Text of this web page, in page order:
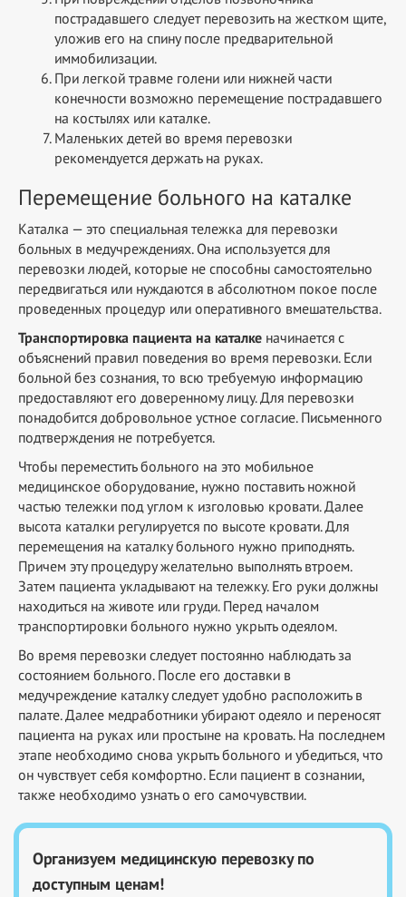
пострадавшего следует перевозить на жестком щите,
уложив его на спину после предварительной
иммобилизации.
При легкой травме голени или нижней части
конечности возможно перемещение пострадавшего
на костылях или каталке.
Маленьких детей во время перевозки
рекомендуется держать на руках.
Перемещение больного на каталке
Каталка — это специальная тележка для перевозки
больных в медучреждениях. Она используется для
перевозки людей, которые не способны самостоятельно
передвигаться или нуждаются в абсолютном покое после
проведенных процедур или оперативного вмешательства.
Транспортировка пациента на каталке начинается с
объяснений правил поведения во время перевозки. Если
больной без сознания, то всю требуемую информацию
предоставляют его доверенному лицу. Для перевозки
понадобится добровольное устное согласие. Письменного
подтверждения не потребуется.
Чтобы переместить больного на это мобильное
медицинское оборудование, нужно поставить ножной
частью тележки под углом к изголовью кровати. Далее
высота каталки регулируется по высоте кровати. Для
перемещения на каталку больного нужно приподнять.
Причем эту процедуру желательно выполнять втроем.
Затем пациента укладывают на тележку. Его руки должны
находиться на животе или груди. Перед началом
транспортировки больного нужно укрыть одеялом.
Во время перевозки следует постоянно наблюдать за
состоянием больного. После его доставки в
медучреждение каталку следует удобно расположить в
палате. Далее медработники убирают одеяло и переносят
пациента на руках или простыне на кровать. На последнем
этапе необходимо снова укрыть больного и убедиться, что
он чувствует себя комфортно. Если пациент в сознании,
также необходимо узнать о его самочувствии.
Организуем медицинскую перевозку по
доступным ценам!